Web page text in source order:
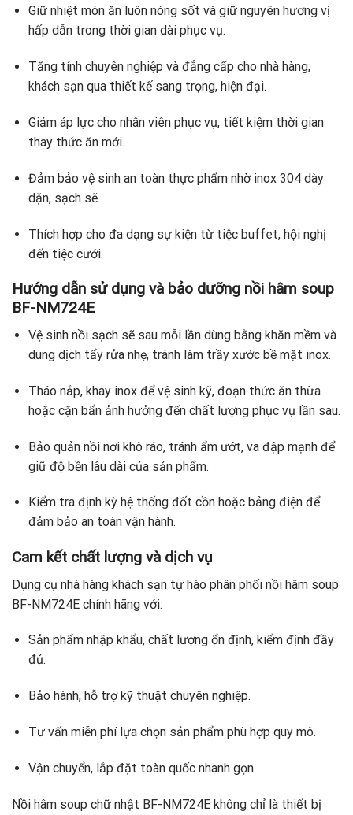
Giữ nhiệt món ăn luôn nóng sốt và giữ nguyên hương vị
hấp dẫn trong thời gian dài phục vụ.
Tăng tính chuyên nghiệp và đẳng cấp cho nhà hàng,
khách sạn qua thiết kế sang trọng, hiện đại.
Giảm áp lực cho nhân viên phục vụ, tiết kiệm thời gian
thay thức ăn mới.
Đảm bảo vệ sinh an toàn thực phẩm nhờ inox 304 dày
dặn, sạch sẽ.
Thích hợp cho đa dạng sự kiện từ tiệc buffet, hội nghị
đến tiệc cưới.
Hướng dẫn sử dụng và bảo dưỡng nồi hâm soup
BF-NM724E
Vệ sinh nồi sạch sẽ sau mỗi lần dùng bằng khăn mềm và
dung dịch tẩy rửa nhẹ, tránh làm trầy xước bề mặt inox.
Tháo nắp, khay inox để vệ sinh kỹ, đoạn thức ăn thừa
hoặc cặn bẩn ảnh hưởng đến chất lượng phục vụ lần sau.
Bảo quản nồi nơi khô ráo, tránh ẩm ướt, va đập mạnh để
giữ độ bền lâu dài của sản phẩm.
Kiểm tra định kỳ hệ thống đốt cồn hoặc bảng điện để
đảm bảo an toàn vận hành.
Cam kết chất lượng và dịch vụ
Dụng cụ nhà hàng khách sạn tự hào phân phối nồi hâm soup
BF-NM724E chính hãng với:
Sản phẩm nhập khẩu, chất lượng ổn định, kiểm định đầy
đủ.
Bảo hành, hỗ trợ kỹ thuật chuyên nghiệp.
Tư vấn miễn phí lựa chọn sản phẩm phù hợp quy mô.
Vận chuyển, lắp đặt toàn quốc nhanh gọn.
Nồi hâm soup chữ nhật BF-NM724E không chỉ là thiết bị